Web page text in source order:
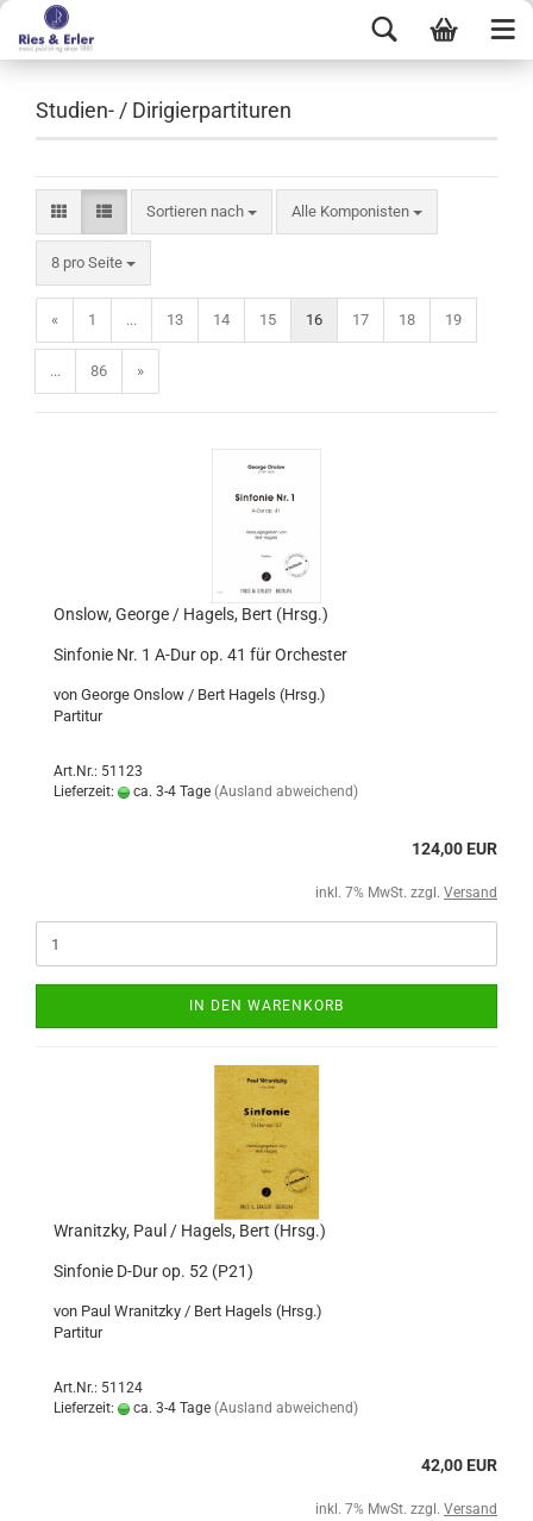
Studien- / Dirigierpartituren
Sortieren nach Alle Komponisten
8 pro Seite
« 1 ... 13 14 15 16 17 18 19
... 86 »
Onslow, George / Hagels, Bert (Hrsg.)
Sinfonie Nr. 1 A-Dur op. 41 für Orchester
von George Onslow / Bert Hagels (Hrsg.)
Partitur
Art.Nr.: 51123
Lieferzeit:
ca. 3-4 Tage (Ausland abweichend)
124,00 EUR
inkl. 7% MwSt. zzgl. Versand
IN DEN WARENKORB
Wranitzky, Paul / Hagels, Bert (Hrsg.)
Sinfonie D-Dur op. 52 (P21)
von Paul Wranitzky / Bert Hagels (Hrsg.)
Partitur
Art.Nr.: 51124
Lieferzeit:
ca. 3-4 Tage (Ausland abweichend)
42,00 EUR
inkl. 7% MwSt. zzgl. Versand